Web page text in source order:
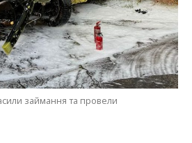
займання та провели